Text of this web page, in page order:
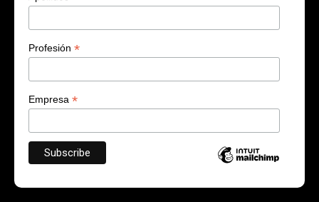
Profesión *
Empresa *